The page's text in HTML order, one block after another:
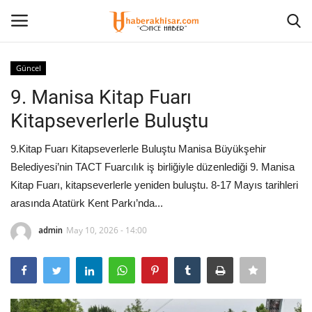
Anasayfa
Ekonomi
Eğitim
Magazin
Spor
İletişim
Güncel
9. Manisa Kitap Fuarı
Kitapseverlerle Buluştu
9.Kitap Fuarı Kitapseverlerle Buluştu Manisa Büyükşehir
Belediyesi’nin TACT Fuarcılık iş birliğiyle düzenlediği 9. Manisa
Kitap Fuarı, kitapseverlerle yeniden buluştu. 8-17 Mayıs tarihleri
arasında Atatürk Kent Parkı’nda...
admin May 10, 2026 - 14:00